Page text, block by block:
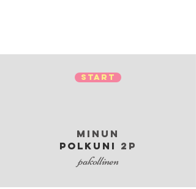
START
Minun
polkuni 2p
pakollinen